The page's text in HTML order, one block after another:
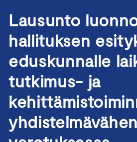
Lausunto
hallituksen
eduskunnalle
tutkimus- ja